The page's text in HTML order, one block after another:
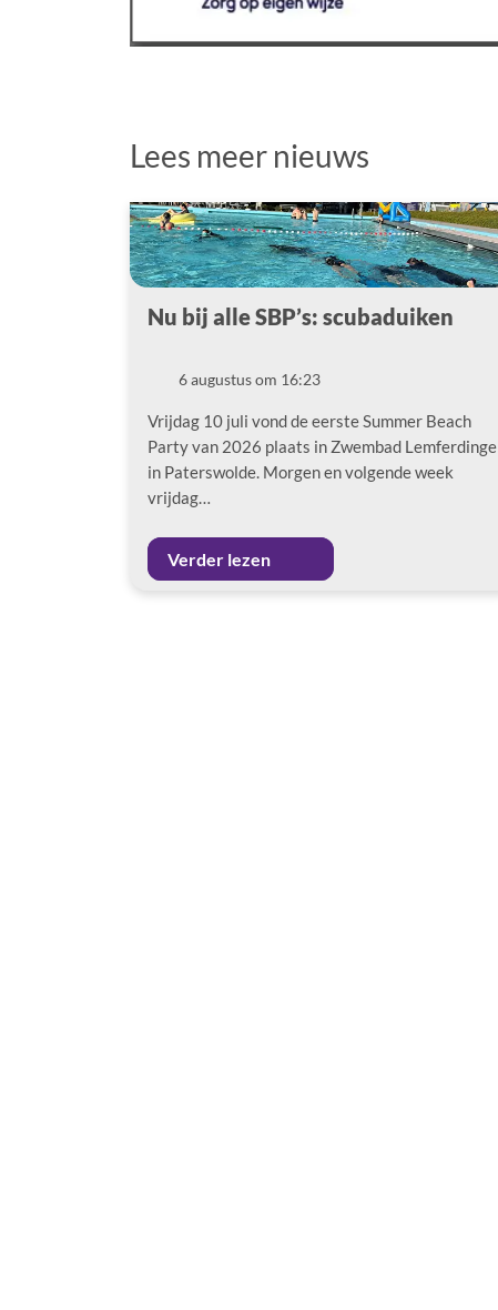
Lees meer nieuws
Nu bij alle SBP’s: scubaduiken
Datum
6 augustus om 16:23
Vrijdag 10 juli vond de eerste Summer Beach
Party van 2026 plaats in Zwembad Lemferdinge
in Paterswolde. Morgen en volgende week
vrijdag…
Verder lezen